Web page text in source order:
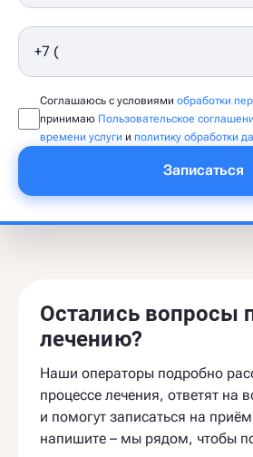
Соглашаюсь с условиями обработки
принимаю Пользовательское
времени услуги и политику обработки
Записаться
Остались вопросы
лечению?
Наши операторы подробно
процессе лечения, ответят на
и помогут записаться на
напишите – мы рядом, чтобы